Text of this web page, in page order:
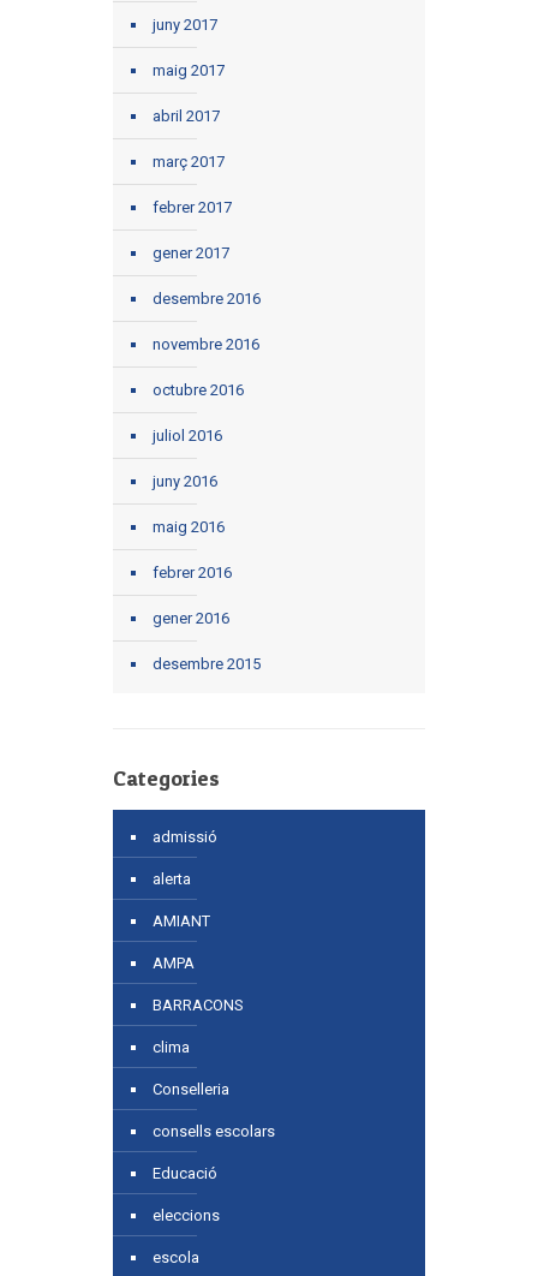
juny 2017
maig 2017
abril 2017
març 2017
febrer 2017
gener 2017
desembre 2016
novembre 2016
octubre 2016
juliol 2016
juny 2016
maig 2016
febrer 2016
gener 2016
desembre 2015
Categories
admissió
alerta
AMIANT
AMPA
BARRACONS
clima
Conselleria
consells escolars
Educació
eleccions
escola